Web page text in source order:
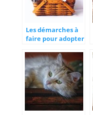
Les démarches à
faire pour adopter